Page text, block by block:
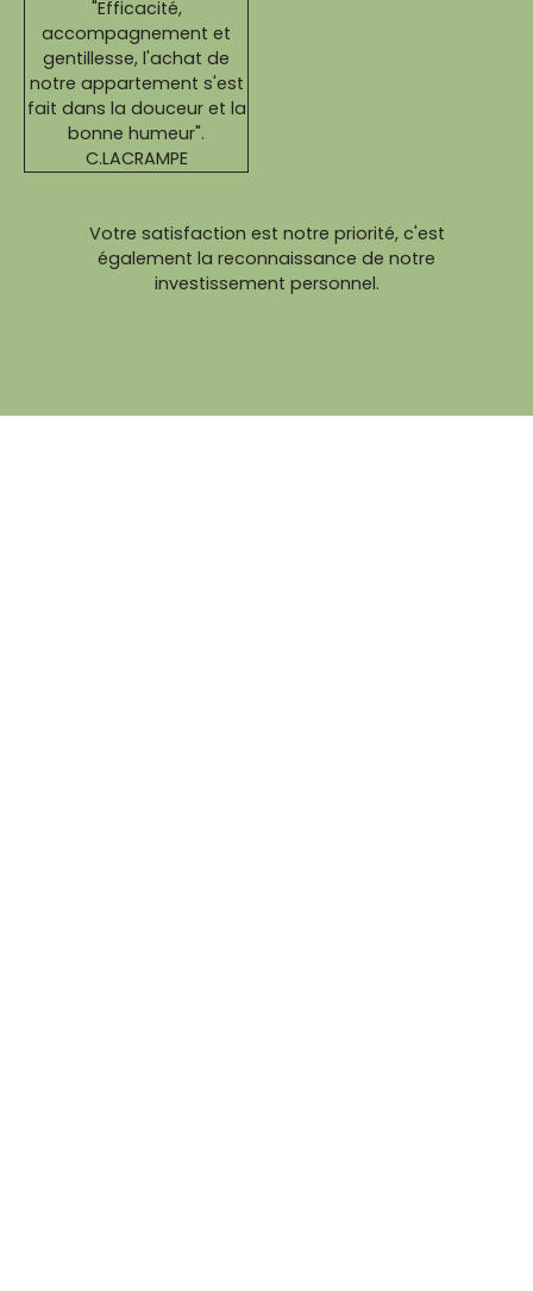
"Efficacité,
accompagnement et
gentillesse, l'achat de
notre appartement s'est
fait dans la douceur et la
bonne humeur".
C.LACRAMPE
Votre satisfaction est notre priorité, c'est
également la reconnaissance de notre
investissement personnel.